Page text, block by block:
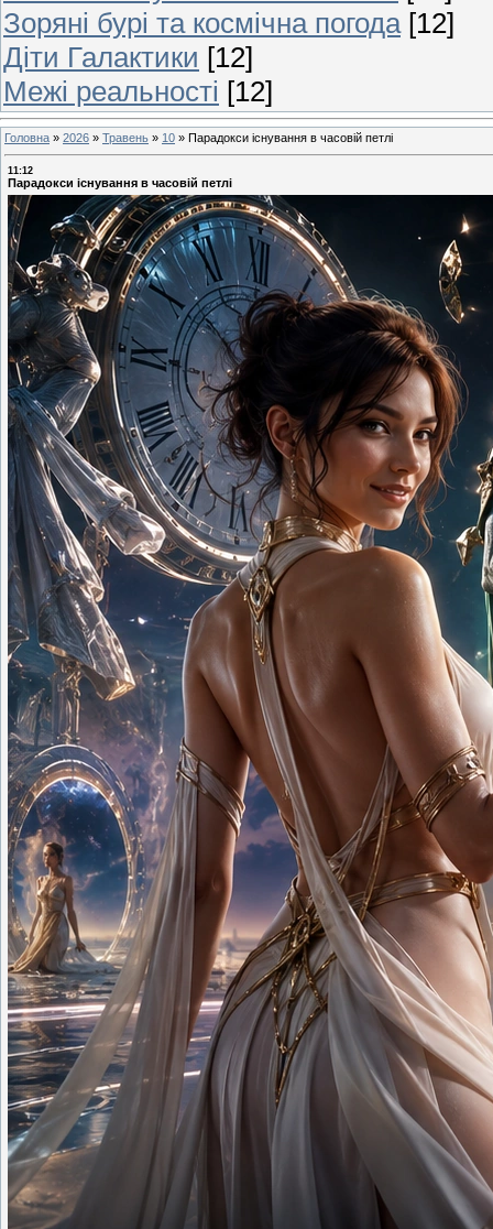
Зоряні бурі та космічна погода [12]
Діти Галактики [12]
Межі реальності [12]
Головна » 2026 » Травень » 10 » Парадокси існування в часовій петлі
11:12
Парадокси існування в часовій петлі